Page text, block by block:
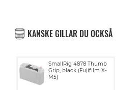
KANSKE GILLAR DU OCKSÅ
SmallRig 4878 Thumb
Grip, black (Fujifilm X-
M5)